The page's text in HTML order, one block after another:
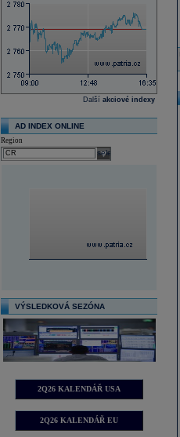
Další akciové indexy
AD INDEX ONLINE
Region
select
VÝSLEDKOVÁ SEZÓNA
2Q26 KALENDÁŘ USA
2Q26 KALENDÁŘ EU